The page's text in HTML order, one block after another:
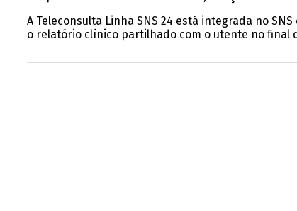
A Teleconsulta Linha SNS 24 está integrada no
o relatório clínico partilhado com o utente no final